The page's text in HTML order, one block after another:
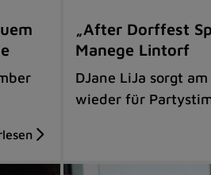
„After Dorffest
Manege Lintorf
DJane LiJa sorgt
wieder für